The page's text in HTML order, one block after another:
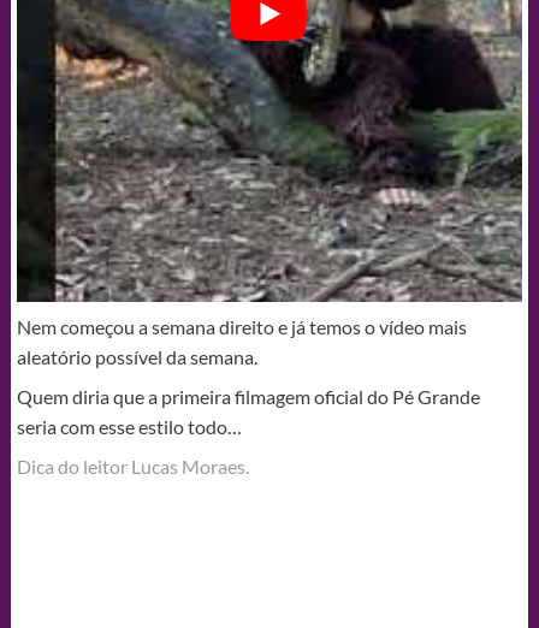
Nem começou a semana direito e já temos o vídeo mais
aleatório possível da semana.
Quem diria que a primeira filmagem oficial do Pé Grande
seria com esse estilo todo…
Dica do leitor Lucas Moraes.